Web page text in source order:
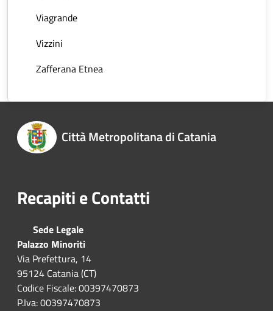
Viagrande
Vizzini
Zafferana Etnea
Città Metropolitana di Catania
Recapiti e Contatti
Sede Legale
Palazzo Minoriti
Via Prefettura, 14
95124 Catania (CT)
Codice Fiscale: 00397470873
P.Iva: 00397470873